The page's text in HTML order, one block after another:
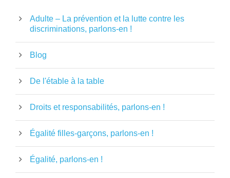
Adulte – La prévention et la lutte contre les
discriminations, parlons-en !
Blog
De l'étable à la table
Droits et responsabilités, parlons-en !
Égalité filles-garçons, parlons-en !
Égalité, parlons-en !